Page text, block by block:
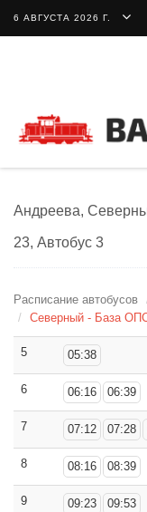
6 АВГУСТА 2026 Г.
Андреева,
23, Автобус 3
Расписание автобусов
Северный - База
5 05:38
6 06:16 06:39
7 07:12 07:28
8 08:16 08:39
9 09:23 09:53